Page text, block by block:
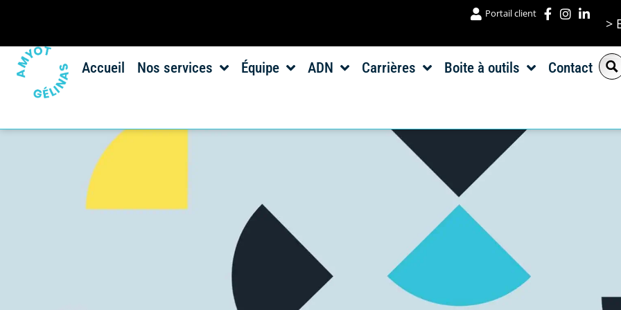
Portail client
>
Accueil Nos services Équipe ADN Carrières Boite à outils Contact